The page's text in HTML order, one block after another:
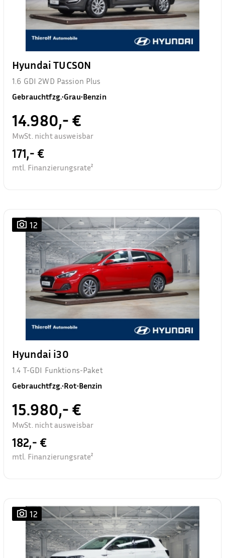
Hyundai TUCSON
1.6 GDI 2WD Passion Plus
Gebrauchtfzg.•Grau•Benzin
14.980,- €
MwSt. nicht ausweisbar
171,- €
mtl. Finanzierungsrate²
12
Hyundai i30
1.4 T-GDI Funktions-Paket
Gebrauchtfzg.•Rot•Benzin
15.980,- €
MwSt. nicht ausweisbar
182,- €
mtl. Finanzierungsrate²
12